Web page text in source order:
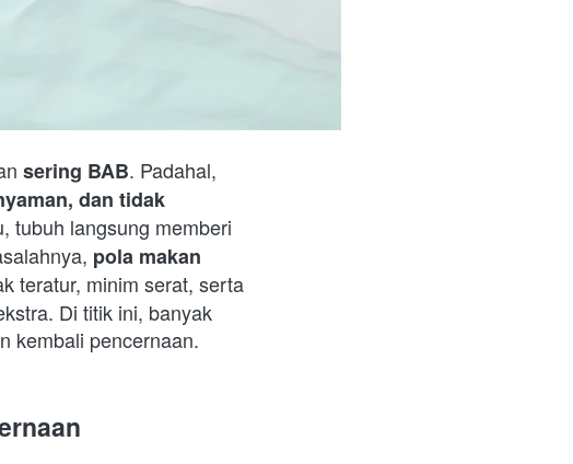
sering BAB. Padahal,
dan tidak
tubuh langsung memberi
pola makan
teratur, minim serat, serta
Di titik ini, banyak
kembali pencernaan.